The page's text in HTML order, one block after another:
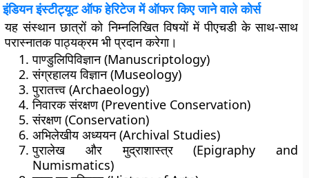
इंडियन इंस्टीट्यूट ऑफ हेरिटेज में ऑफर किए जाने वाले कोर्स
यह संस्थान छात्रों को निम्नलिखित विषयों में पीएचडी के साथ-साथ
परास्नातक पाठ्यक्रम भी प्रदान करेगा।
पाण्डुलिपिविज्ञान (Manuscriptology)
संग्रहालय विज्ञान (Museology)
पुरातत्त्व (Archaeology)
निवारक संरक्षण (Preventive Conservation)
संरक्षण (Conservation)
अभिलेखीय अध्ययन (Archival Studies)
पुरालेख और मुद्राशास्त्र (Epigraphy and
Numismatics)